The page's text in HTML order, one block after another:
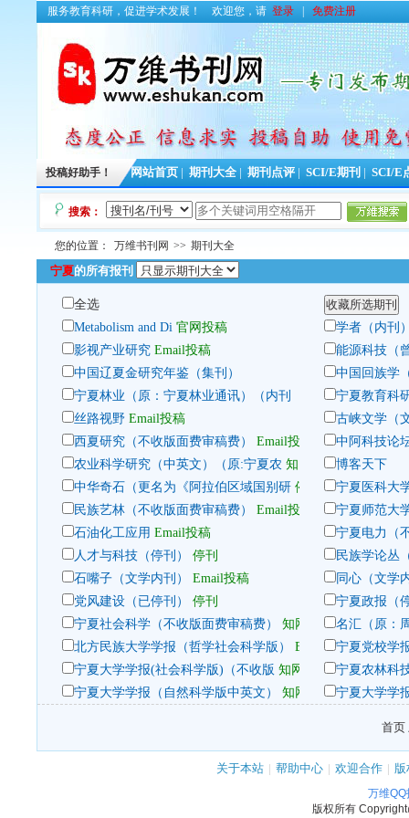
服务教育科研，促进学术发展！ 欢迎您，请 登录 免费注册
投稿好助手！ 网站首页 期刊大全 期刊点评 SCI/E期刊 SCI/E
搜索：
您的位置： 万维书刊网 >> 期刊大全
宁夏的所有报刊
全选
Metabolism and Di 官网投稿
学者（内刊
影视产业研究 Email投稿
能源科技（
中国辽夏金研究年鉴（集刊）
中国回族学
宁夏林业（原：宁夏林业通讯）（内刊
宁夏教育科
丝路视野 Email投稿
古峡文学（
西夏研究（不收版面费审稿费）
Email投稿；官网投稿
中阿科技论
农业科学研究（中英文）（原:宁夏农 知网系统投稿博客天下
中华奇石（更名为《阿拉伯区域国别研 停刊
宁夏医科大
民族艺林（不收版面费审稿费）
Email投稿
宁夏师范大
石油化工应用 Email投稿
宁夏电力（
人才与科技（停刊）
停刊
民族学论丛
石嘴子（文学内刊）
Email投稿
同心（文学
党风建设（已停刊）
停刊
宁夏政报（
宁夏社会科学（不收版面费审稿费）
知网系统投稿名汇（原：
北方民族大学学报（哲学社会科学版）
Email投稿宁夏党校学
宁夏大学学报(社会科学版)（不收版 知网系统投稿宁夏农林科
宁夏大学学报（自然科学版中英文）
知网系统投稿宁夏大学学
首页
关于本站 | 帮助中心 | 欢迎合作 |
万维
版权所有